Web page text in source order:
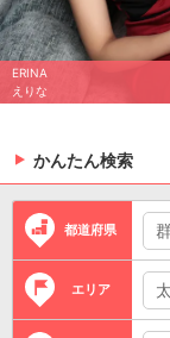
ERINA
えりな
かんたん検索
都道府県
エリア